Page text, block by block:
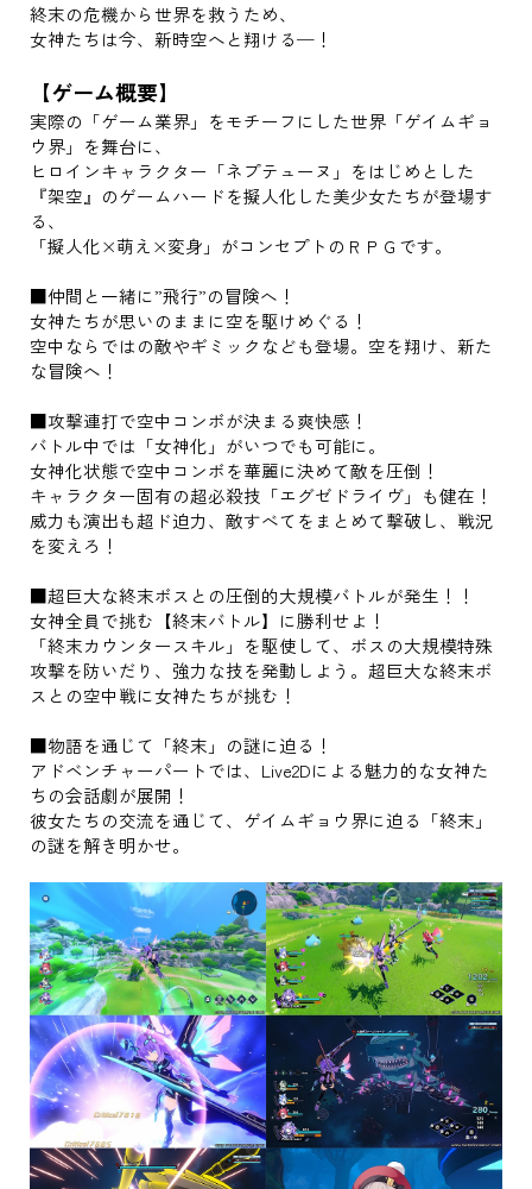
終末の危機から世界を救うため、
女神たちは今、新時空へと翔ける─！
【ゲーム概要】
実際の「ゲーム業界」をモチーフにした世界「ゲイムギョ
ウ界」を舞台に、
ヒロインキャラクター「ネプテューヌ」をはじめとした
『架空』のゲームハードを擬人化した美少女たちが登場す
る、
「擬人化×萌え×変身」がコンセプトのＲＰＧです。
■仲間と一緒に”飛行”の冒険へ！
女神たちが思いのままに空を駆けめぐる！
空中ならではの敵やギミックなども登場。空を翔け、新た
な冒険へ！
■攻撃連打で空中コンボが決まる爽快感！
バトル中では「女神化」がいつでも可能に。
女神化状態で空中コンボを華麗に決めて敵を圧倒！
キャラクター固有の超必殺技「エグゼドライヴ」も健在！
威力も演出も超ド迫力、敵すべてをまとめて撃破し、戦況
を変えろ！
■超巨大な終末ボスとの圧倒的大規模バトルが発生！！
女神全員で挑む【終末バトル】に勝利せよ！
「終末カウンタースキル」を駆使して、ボスの大規模特殊
攻撃を防いだり、強力な技を発動しよう。超巨大な終末ボ
スとの空中戦に女神たちが挑む！
■物語を通じて「終末」の謎に迫る！
アドベンチャーパートでは、Live2Dによる魅力的な女神た
ちの会話劇が展開！
彼女たちの交流を通じて、ゲイムギョウ界に迫る「終末」
の謎を解き明かせ。